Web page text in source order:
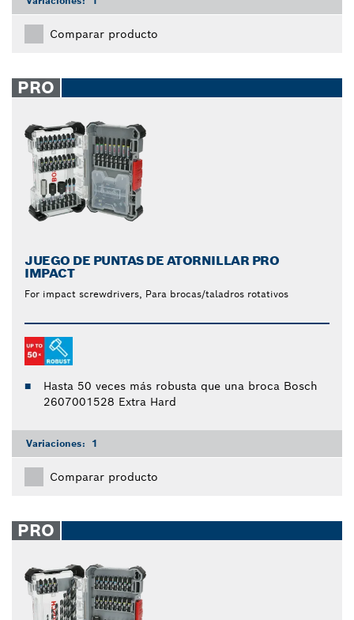
Comparar producto
PRO
JUEGO DE PUNTAS DE ATORNILLAR PRO
IMPACT
For impact screwdrivers, Para brocas/taladros rotativos
Hasta 50 veces más robusta que una broca Bosch
2607001528 Extra Hard
Variaciones: 1
Comparar producto
PRO